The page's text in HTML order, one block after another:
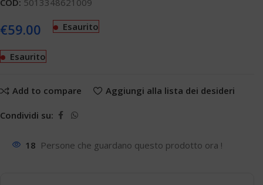
COD: 5013348621009
€59.00 Esaurito
Esaurito
Add to compare Aggiungi alla lista dei desideri
Condividi su:
18 Persone che guardano questo prodotto ora !